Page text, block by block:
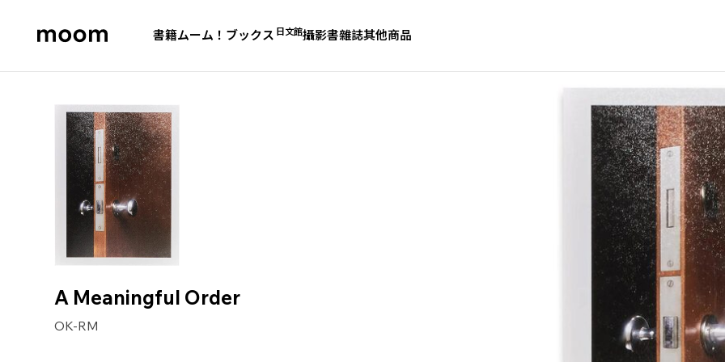
書籍ムーム！ブックス 日文館攝影書雜誌其他商品
A Meaningful Order
OK-RM